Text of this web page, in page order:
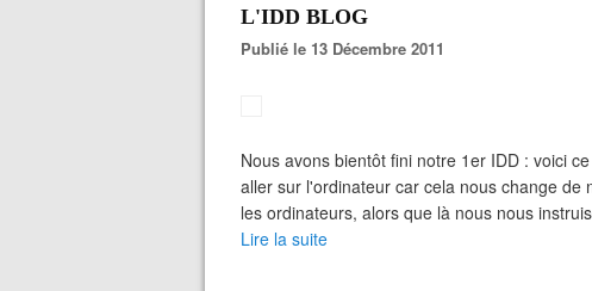
L'IDD BLOG
Publié le 13 Décembre 2011
Nous avons bientôt fini notre 1er IDD : voici
aller sur l'ordinateur car cela nous change
les ordinateurs, alors que là nous nous
Lire la suite